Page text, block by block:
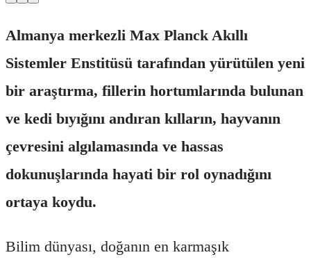
Almanya merkezli Max Planck Akıllı
Sistemler Enstitüsü tarafından yürütülen yeni
bir araştırma, fillerin hortumlarında bulunan
ve kedi bıyığını andıran kılların, hayvanın
çevresini algılamasında ve hassas
dokunuşlarında hayati bir rol oynadığını
ortaya koydu.
Bilim dünyası, doğanın en karmaşık